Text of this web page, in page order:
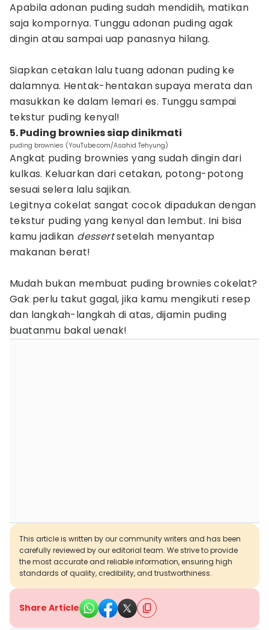
Apabila adonan puding sudah mendidih, matikan
saja kompornya. Tunggu adonan puding agak
dingin atau sampai uap panasnya hilang.
Siapkan cetakan lalu tuang adonan puding ke
dalamnya. Hentak-hentakan supaya merata dan
masukkan ke dalam lemari es. Tunggu sampai
tekstur puding kenyal!
5. Puding brownies siap dinikmati
puding brownies (YouTube.com/Asahid Tehyung)
Angkat puding brownies yang sudah dingin dari
kulkas. Keluarkan dari cetakan, potong-potong
sesuai selera lalu sajikan.
Legitnya cokelat sangat cocok dipadukan dengan
tekstur puding yang kenyal dan lembut. Ini bisa
kamu jadikan dessertsetelah menyantap
makanan berat!
Mudah bukan membuat puding brownies cokelat?
Gak perlu takut gagal, jika kamu mengikuti resep
dan langkah-langkah di atas, dijamin puding
buatanmu bakal uenak!
This article is written by our community writers and has been
carefully reviewed by our editorial team. We strive to provide
the most accurate and reliable information, ensuring high
standards of quality, credibility, and trustworthiness.
Share Article